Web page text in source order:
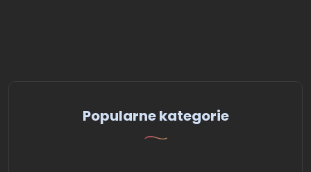
Popularne kategorie